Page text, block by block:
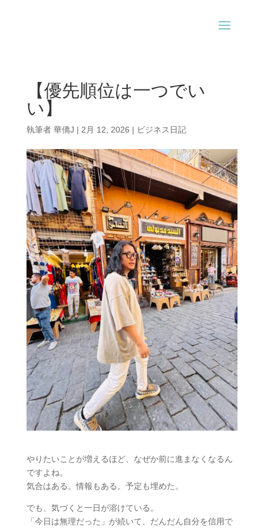
【優先順位は一つでい
い】
執筆者 華僑J | 2月 12, 2026 | ビジネス日記
やりたいことが増えるほど、なぜか前に進まなくなるん
ですよね。
気合はある。情報もある。予定も埋めた。
でも、気づくと一日が溶けている。
「今日は無理だった」が続いて、だんだん自分を信用で